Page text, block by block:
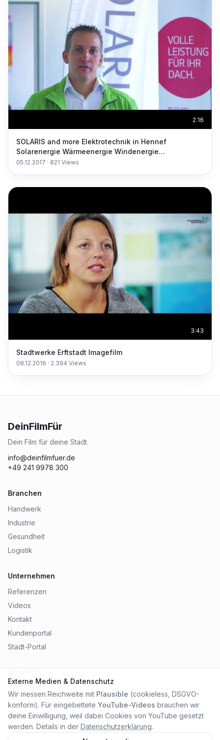
2:16
SOLARIS and more Elektrotechnik in Hennef
Solarenergie Wärmeenergie Windenergie
Sachverständiger
05.12.2017 · 821 Views
3:43
Stadtwerke Erftstadt Imagefilm
08.12.2016 · 2.394 Views
DeinFilmFür
Dein Film für deine Stadt.
info@deinfilmfuer.de
+49 241 9978 300
Branchen
Handwerk
Industrie
Gesundheit
Logistik
Unternehmen
Referenzen
Videos
Kontakt
Kundenportal
Stadt-Portal
Datenschutz
AGB
Externe Medien & Datenschutz
Wir messen Reichweite mit Plausible (cookieless, DSGVO-
konform). Für eingebettete YouTube-Videos brauchen wir
deine Einwilligung, weil dabei Cookies von YouTube gesetzt
werden. Details in der Datenschutzerklärung.